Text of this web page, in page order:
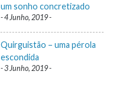
um sonho concretizado
4 Junho, 2019
Quirguistão – uma pérola
escondida
3 Junho, 2019